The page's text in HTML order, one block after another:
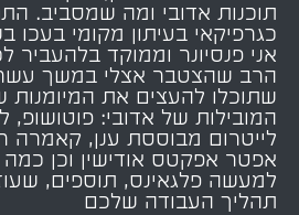
תוכנות אדובי ומה שמסביב.
אני פנסיונר וממוקד
הרב שהצטבר אצלי במשך
שתוכלו להעצים את המיומנות
המובילות של אדובי: פוטושופ,
לייטרום מבוססת ענן, קאמרה
אפטר אפקטס אודישין וכן כמה
למעשה פלגאינס, תוספים,
תהליך העבודה שלכם